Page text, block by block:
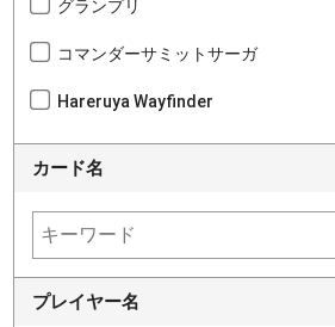
グランプリ
コマンダーサミットサーガ
Hareruya Wayfinder
カード名
プレイヤー名